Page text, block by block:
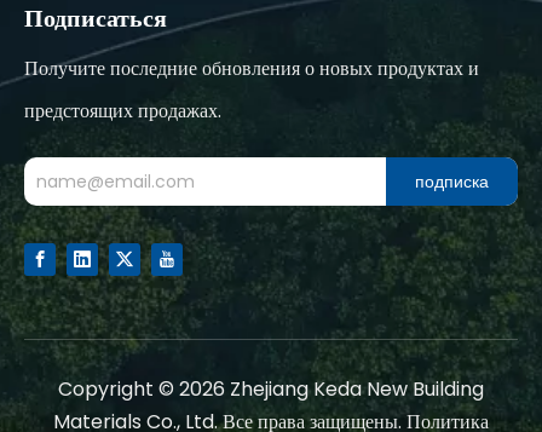
Подписаться
Получите последние обновления о новых продуктах и
предстоящих продажах.
подписка
Copyright © 2026 Zhejiang Keda New Building
Materials Co., Ltd. Все права защищены.Политика